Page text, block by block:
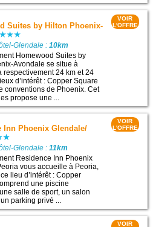
Suites by Hilton Phoenix-
Glendale :10km
Homewood Suites by
Avondale se situe à
respectivement 24 km et 24
d’intérêt : Copper Square
conventions de Phoenix. Cet
propose une ...
VOIR
L'OFFRE
Inn Phoenix Glendale/
Glendale :11km
Residence Inn Phoenix
vous accueille à Peoria,
lieu d’intérêt : Copper
une piscine
salle de sport, un salon
parking privé ...
VOIR
L'OFFRE
VOIR